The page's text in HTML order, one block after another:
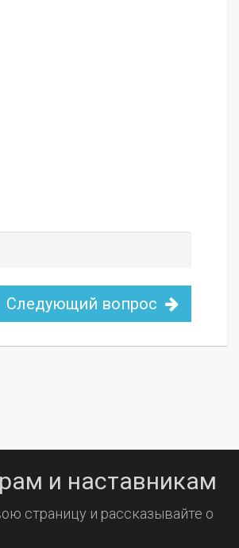
Следующий вопрос
и наставникам
страницу и рассказывайте о